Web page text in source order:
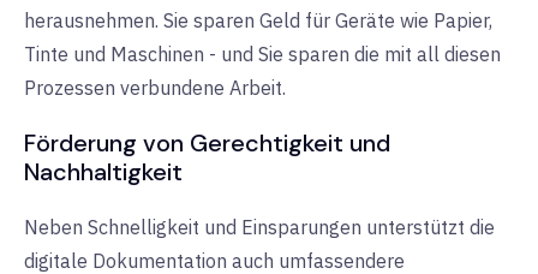
herausnehmen. Sie sparen Geld für Geräte wie Papier,
Tinte und Maschinen - und Sie sparen die mit all diesen
Prozessen verbundene Arbeit.
Förderung von Gerechtigkeit und
Nachhaltigkeit
Neben Schnelligkeit und Einsparungen unterstützt die
digitale Dokumentation auch umfassendere